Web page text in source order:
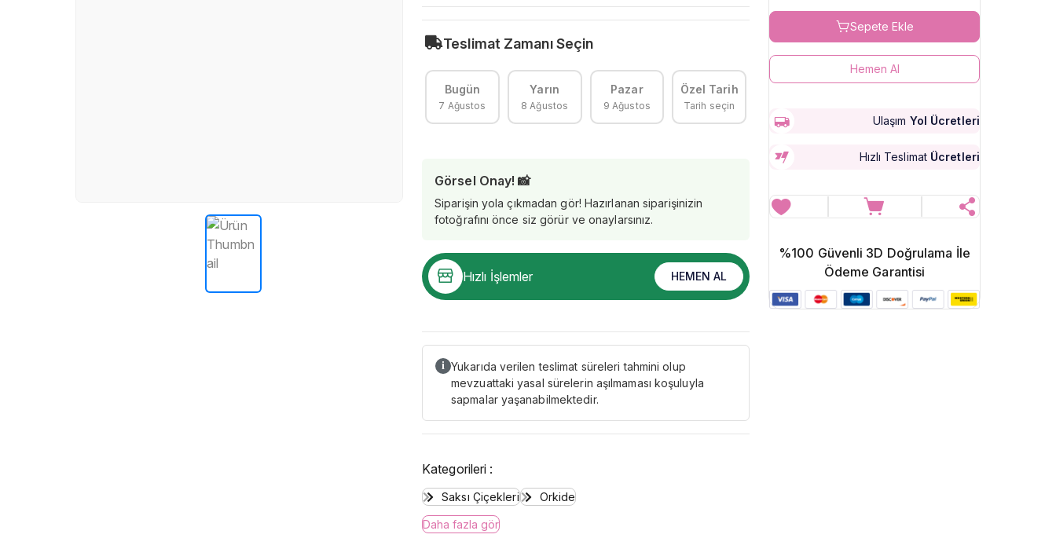
Teslimat Zamanı Seçin
Bugün
7 Ağustos
Yarın
8 Ağustos
Pazar
9 Ağustos
Özel Tarih
Tarih seçin
Görsel Onay! 📸
Siparişin yola çıkmadan gör! Hazırlanan siparişinizin
fotoğrafını önce siz görür ve onaylarsınız.
Hızlı İşlemler HEMEN AL
i Yukarıda verilen teslimat süreleri tahmini olup
mevzuattaki yasal sürelerin aşılmaması koşuluyla
sapmalar yaşanabilmektedir.
Kategorileri :
Saksı Çiçekleri Orkide
Daha fazla gör
Sepete Ekle
Hemen Al
Ulaşım Yol Ücretleri
Hızlı Teslimat Ücretleri
%100 Güvenli 3D Doğrulama İle
Ödeme Garantisi